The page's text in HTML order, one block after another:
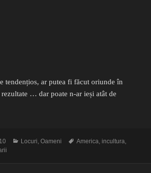
tendențios, ar putea fi făcut oriunde în
rezultate … dar poate n-ar ieși atât de
Categorii
Locuri,Oameni Etichete
America, incultura,